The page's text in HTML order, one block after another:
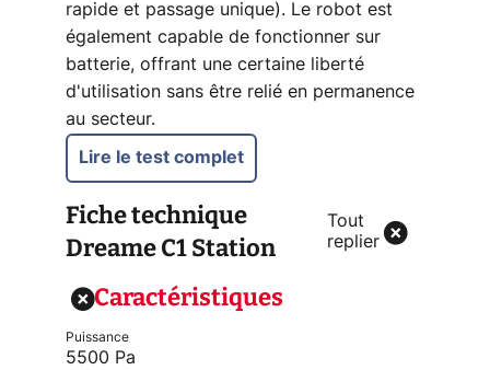
rapide et passage unique). Le robot est
également capable de fonctionner sur
batterie, offrant une certaine liberté
d'utilisation sans être relié en permanence
au secteur.
Lire le test complet
Fiche technique
Dreame C1 Station
Tout
replier
Caractéristiques
Puissance
5500 Pa